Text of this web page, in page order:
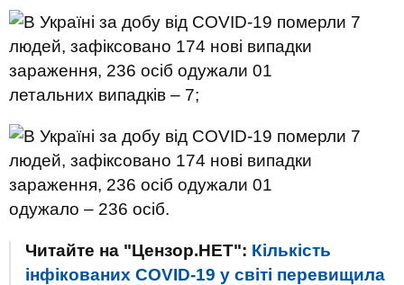
летальних випадків – 7;
одужало – 236 осіб.
Читайте на "Цензор.НЕТ": Кількість
інфікованих COVID-19 у світі перевищила